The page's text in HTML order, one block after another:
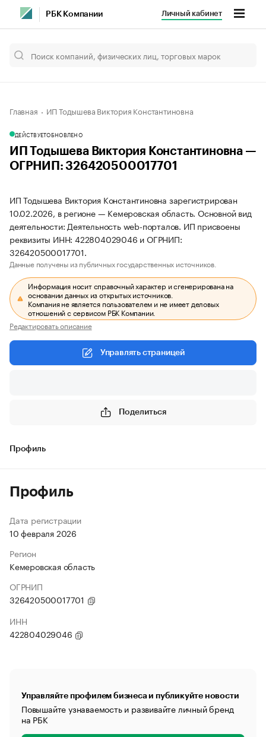
РБК Компании Личный кабинет
Главная ИП Тодышева Виктория Константиновна
ДЕЙСТВУЕТОБНОВЛЕНО
ИП Тодышева Виктория Константиновна —
ОГРНИП: 326420500017701
ИП Тодышева Виктория Константиновна зарегистрирован
10.02.2026, в регионе — Кемеровская область. Основной вид
деятельности: Деятельность web-порталов. ИП присвоены
реквизиты ИНН: 422804029046 и ОГРНИП:
326420500017701.
Данные получены из публичных государственных источников.
Информация носит справочный характер и сгенерирована на
основании данных из открытых источников.
Компания не является пользователем и не имеет деловых
отношений с сервисом РБК Компании.
Редактировать описание
Управлять страницей
Поделиться
Профиль
Профиль
Дата регистрации
10 февраля 2026
Регион
Кемеровская область
ОГРНИП
326420500017701
ИНН
422804029046
Управляйте профилем бизнеса и публикуйте новости
Повышайте узнаваемость и развивайте личный бренд
на РБК